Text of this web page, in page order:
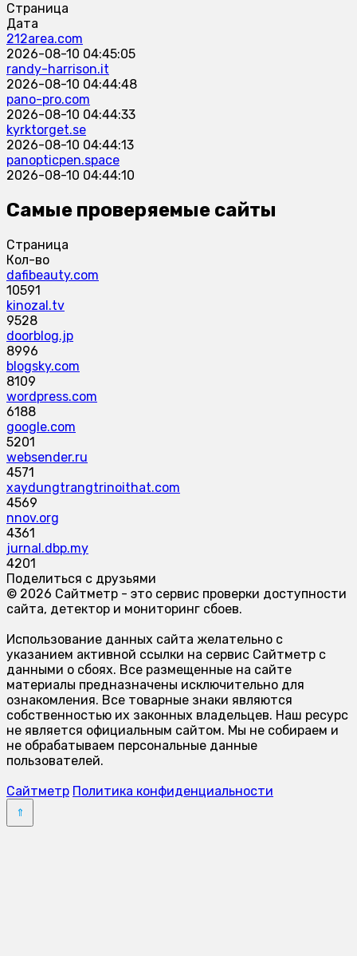
Страница
Дата
212area.com
2026-08-10 04:45:05
randy-harrison.it
2026-08-10 04:44:48
pano-pro.com
2026-08-10 04:44:33
kyrktorget.se
2026-08-10 04:44:13
panopticpen.space
2026-08-10 04:44:10
Самые проверяемые сайты
Страница
Кол-во
dafibeauty.com
10591
kinozal.tv
9528
doorblog.jp
8996
blogsky.com
8109
wordpress.com
6188
google.com
5201
websender.ru
4571
xaydungtrangtrinoithat.com
4569
nnov.org
4361
jurnal.dbp.my
4201
Поделиться с друзьями
© 2026 Сайтметр - это сервис проверки доступности
сайта, детектор и мониторинг сбоев.
Использование данных сайта желательно с
указанием активной ссылки на сервис Сайтметр с
данными о сбоях. Все размещенные на сайте
материалы предназначены исключительно для
ознакомления. Все товарные знаки являются
собственностью их законных владельцев. Наш ресурс
не является официальным сайтом. Мы не собираем и
не обрабатываем персональные данные
пользователей.
Сайтметр Политика конфиденциальности